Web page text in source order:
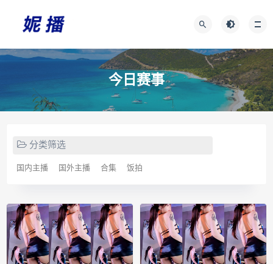
今日赛事
分类筛选
国内主播 国外主播 合集 饭拍